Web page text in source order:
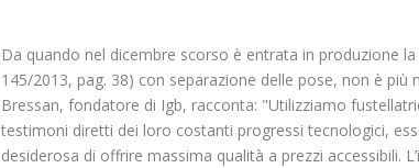
Da quando nel dicembre scorso è entrata in produzione
145/2013, pag. 38) con separazione delle pose, non è
Bressan, fondatore di Igb, racconta: "Utilizziamo
testimoni diretti dei loro costanti progressi tecnologici,
desiderosa di offrire massima qualità a prezzi accessibili.